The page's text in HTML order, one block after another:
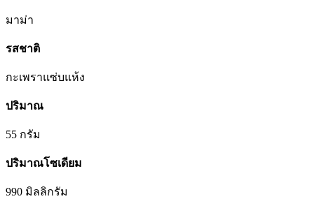
มาม่า
รสชาติ
กะเพราแซ่บแห้ง
ปริมาณ
55 กรัม
ปริมาณโซเดียม
990 มิลลิกรัม